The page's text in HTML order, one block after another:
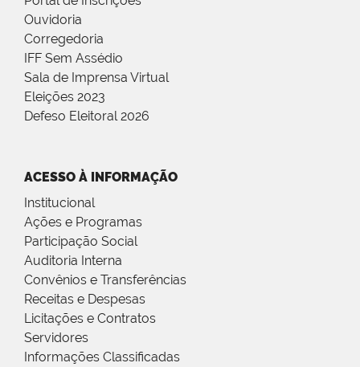
Ouvidoria
Corregedoria
IFF Sem Assédio
Sala de Imprensa Virtual
Eleições 2023
Defeso Eleitoral 2026
ACESSO À INFORMAÇÃO
Institucional
Ações e Programas
Participação Social
Auditoria Interna
Convênios e Transferências
Receitas e Despesas
Licitações e Contratos
Servidores
Informações Classificadas